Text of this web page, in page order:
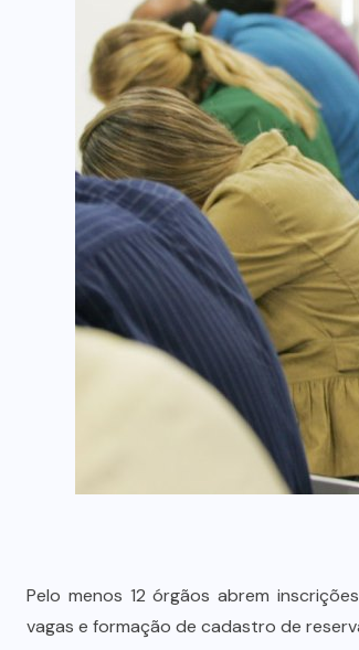
Pelo menos 12 órgãos abrem
vagas e formação de cadastro de